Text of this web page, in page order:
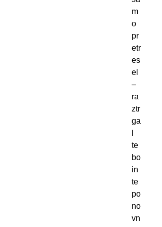
m
o
pr
etr
es
el
–
ra
ztr
ga
te
bo
in
te
po
no
vn